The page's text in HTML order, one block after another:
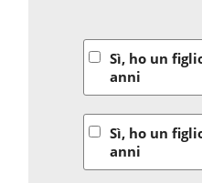
Sì, ho un
anni
Sì, ho un
anni